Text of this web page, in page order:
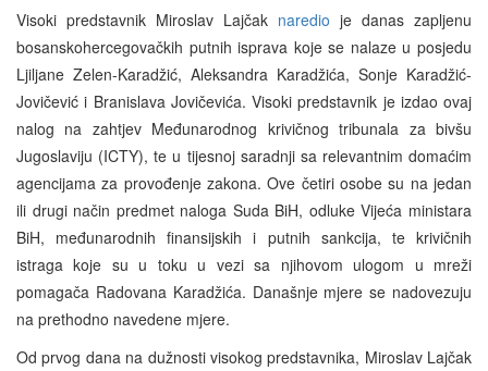
Visoki predstavnik Miroslav Lajčak naredio je danas zapljenu
bosanskohercegovačkih putnih isprava koje se nalaze u posjedu
Ljiljane Zelen-Karadžić, Aleksandra Karadžića, Sonje Karadžić-
Jovičević i Branislava Jovičevića. Visoki predstavnik je izdao ovaj
nalog na zahtjev Međunarodnog krivičnog tribunala za bivšu
Jugoslaviju (ICTY), te u tijesnoj saradnji sa relevantnim domaćim
agencijama za provođenje zakona. Ove četiri osobe su na jedan
ili drugi način predmet naloga Suda BiH, odluke Vijeća ministara
BiH, međunarodnih finansijskih i putnih sankcija, te krivičnih
istraga koje su u toku u vezi sa njihovom ulogom u mreži
pomagača Radovana Karadžića. Današnje mjere se nadovezuju
na prethodno navedene mjere.
Od prvog dana na dužnosti visokog predstavnika, Miroslav Lajčak